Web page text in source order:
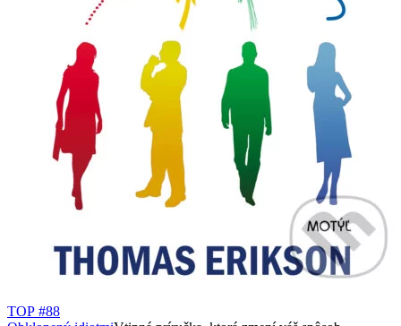
TOP #88